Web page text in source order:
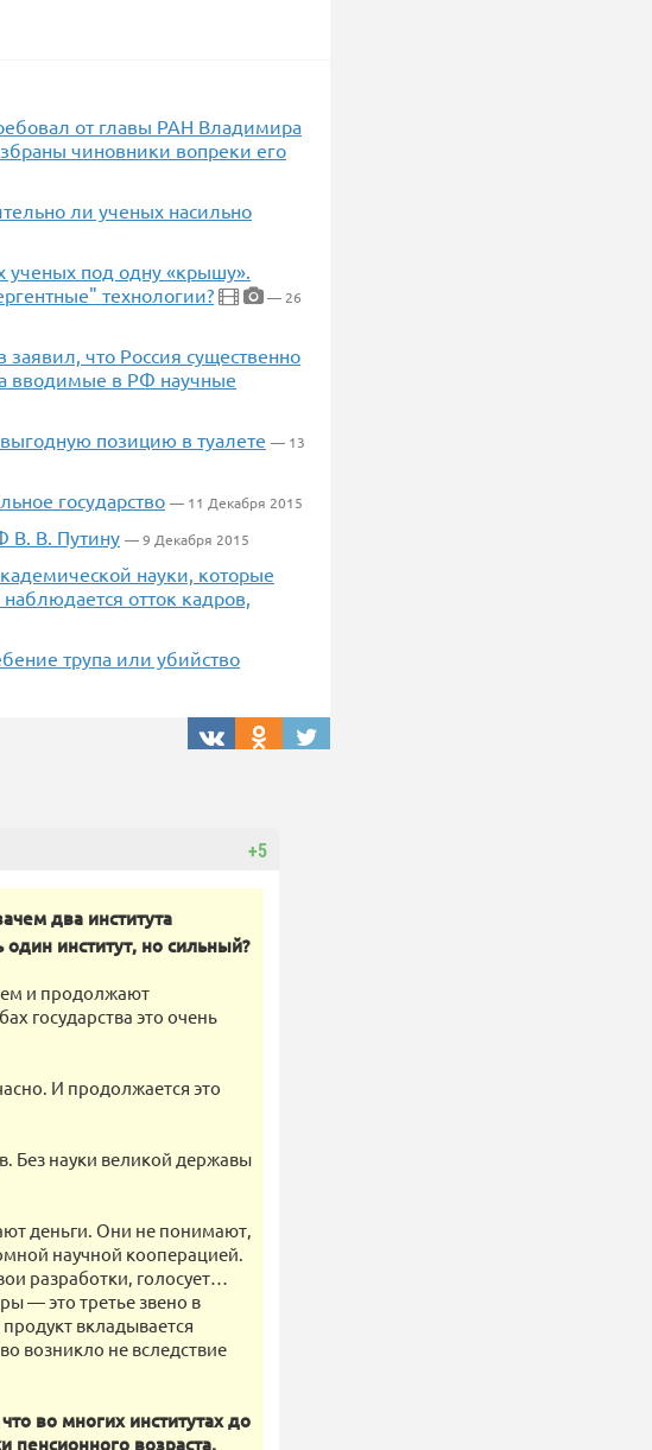
от главы РАН Владимира
чиновники вопреки его
ли ученых насильно
ученых под одну «крышу».
технологии?
— 26
что Россия существенно
а вводимые в РФ научные
позицию в туалете — 13
государство — 11 Декабря 2015
В. В. Путину — 9 Декабря 2015
науки, которые
отток кадров,
трупа или убийство
+5
два института
институт, но сильный?
и продолжают
государства это очень
И продолжается это
Без науки великой державы
деньги. Они не понимают,
научной кооперацией.
разработки, голосует…
— это третье звено в
вкладывается
возникло не вследствие
во многих институтах до
пенсионного возраста,